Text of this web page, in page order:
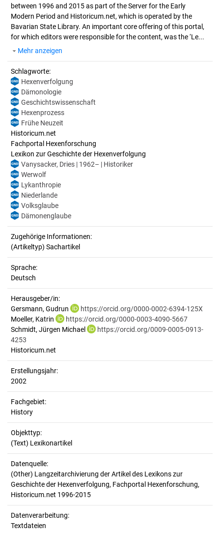
between 1996 and 2015 as part of the Server for the Early
Modern Period and Historicum.net, which is operated by the
Bavarian State Library. An important core offering of this portal,
for which editors were responsible for the content, was the ‘Le...
Mehr anzeigen
Schlagworte:
Hexenverfolgung
Dämonologie
Geschichtswissenschaft
Hexenprozess
Frühe Neuzeit
Historicum.net
Fachportal Hexenforschung
Lexikon zur Geschichte der Hexenverfolgung
Vanysacker, Dries | 1962– | Historiker
Werwolf
Lykanthropie
Niederlande
Volksglaube
Dämonenglaube
Zugehörige Informationen:
(Artikeltyp) Sachartikel
Sprache:
Deutsch
Herausgeber/in:
Gersmann, Gudrun
https://orcid.org/0000-0002-6394-125X
Moeller, Katrin
https://orcid.org/0000-0003-4090-5667
Schmidt, Jürgen Michael
https://orcid.org/0009-0005-0913-
4253
Historicum.net
Erstellungsjahr:
2002
Fachgebiet:
History
Objekttyp:
(Text) Lexikonartikel
Datenquelle:
(Other) Langzeitarchivierung der Artikel des Lexikons zur
Geschichte der Hexenverfolgung, Fachportal Hexenforschung,
Historicum.net 1996-2015
Datenverarbeitung:
Textdateien